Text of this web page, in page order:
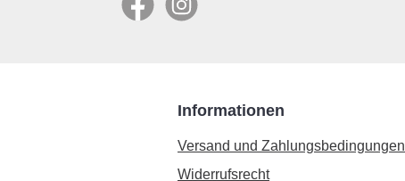
FacebookInstagram
Informationen
Versand und Zahlungsbedingungen
Widerrufsrecht